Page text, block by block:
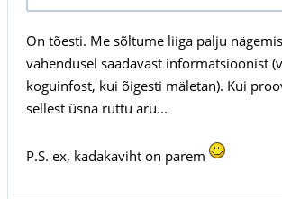
On tõesti. Me sõltume liiga palju
vahendusel saadavast informatsioonist
koguinfost, kui õigesti mäletan). Kui
sellest üsna ruttu aru...
P.S. ex, kadakaviht on parem